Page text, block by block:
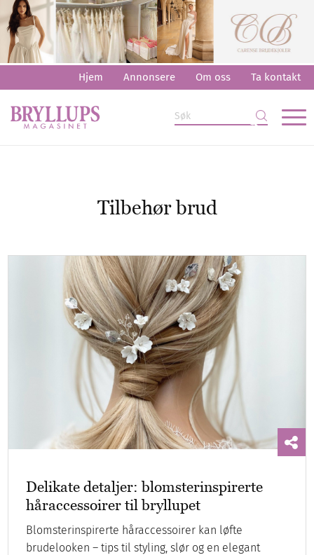
Hjem Annonsere Om oss Ta kontakt
Tilbehør brud
Delikate detaljer: blomsterinspirerte
håraccessoirer til bryllupet
Blomsterinspirerte håraccessoirer kan løfte
brudelooken – tips til styling, slør og en elegant